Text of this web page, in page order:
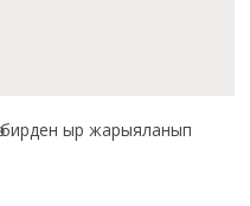
бирден ыр жарыяланып